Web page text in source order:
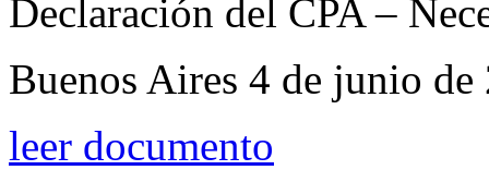
Declaración del CPA –
Buenos Aires 4 de junio de
leer documento